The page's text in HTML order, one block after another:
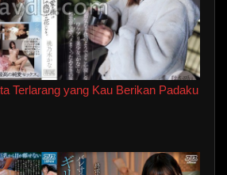
Terlarang yang Kau Berikan Padaku